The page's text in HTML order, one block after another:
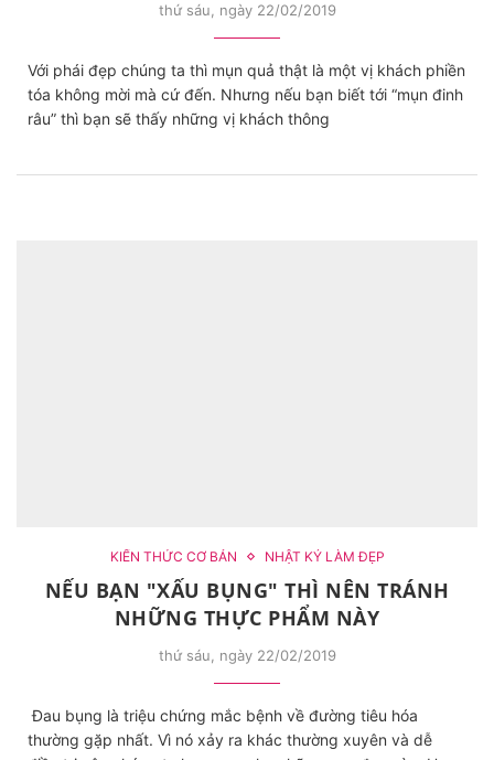
thứ sáu, ngày 22/02/2019
Với phái đẹp chúng ta thì mụn quả thật là một vị khách phiền
tóa không mời mà cứ đến. Nhưng nếu bạn biết tới “mụn đinh
râu” thì bạn sẽ thấy những vị khách thông
KIẾN THỨC CƠ BẢN NHẬT KÝ LÀM ĐẸP
NẾU BẠN "XẤU BỤNG" THÌ NÊN TRÁNH
NHỮNG THỰC PHẨM NÀY
thứ sáu, ngày 22/02/2019
Đau bụng là triệu chứng mắc bệnh về đường tiêu hóa
thường gặp nhất. Vì nó xảy ra khác thường xuyên và dễ